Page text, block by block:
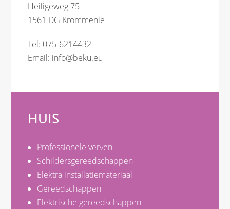
Heiligeweg 75
1561 DG Krommenie
Tel: 075-6214432
Email: info@beku.eu
HUIS
Professionele verven
Schildersgereedschappen
Elektra installatiemateriaal
Gereedschappen
Elektrische gereedschappen